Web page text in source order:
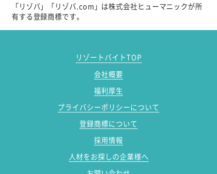
「リゾバ」「リゾバ.com」は株式会社ヒューマニックが所
有する登録商標です。
リゾートバイトTOP
会社概要
福利厚生
プライバシーポリシーについて
登録商標について
採用情報
人材をお探しの企業様へ